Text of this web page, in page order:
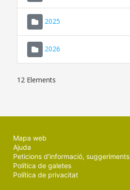
2025
2026
12 Elements
Mapa web
Ajuda
Peticions d'informació,
Política de galetes
Política de privacitat